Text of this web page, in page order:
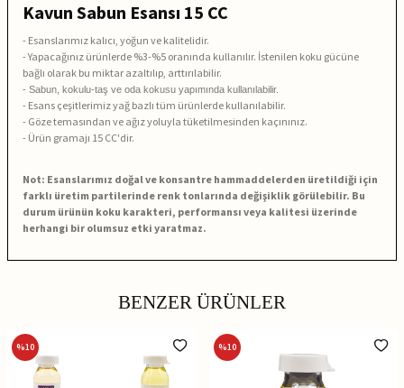
Kavun Sabun Esansı 15 CC
- Esanslarımız kalıcı, yoğun ve kalitelidir.
- Yapacağınız ürünlerde %3-%5 oranında kullanılır. İstenilen koku gücüne
bağlı olarak bu miktar azaltılıp, arttırılabilir.
- Sabun, kokulu-taş ve oda kokusu yapımında kullanılabilir.
- Esans çeşitlerimiz yağ bazlı tüm ürünlerde kullanılabilir.
- Göze temasından ve ağız yoluyla tüketilmesinden kaçınınız.
- Ürün gramajı 15 CC'dir.
Not: Esanslarımız doğal ve konsantre hammaddelerden üretildiği için
farklı üretim partilerinde renk tonlarında değişiklik görülebilir. Bu
durum ürünün koku karakteri, performansı veya kalitesi üzerinde
herhangi bir olumsuz etki yaratmaz.
BENZER ÜRÜNLER
%10 %10